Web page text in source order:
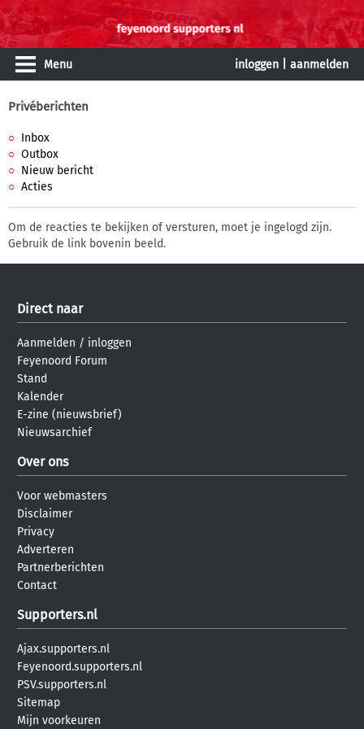
Menu inloggen aanmelden
Privéberichten
Inbox
Outbox
Nieuw bericht
Acties
Om de reacties te bekijken of versturen, moet je ingelogd zijn.
Gebruik de link bovenin beeld.
Direct naar
Aanmelden / inloggen
Feyenoord Forum
Stand
Kalender
E-zine (nieuwsbrief)
Nieuwsarchief
Over ons
Voor webmasters
Disclaimer
Privacy
Adverteren
Partnerberichten
Contact
Supporters.nl
Ajax.supporters.nl
Feyenoord.supporters.nl
PSV.supporters.nl
Sitemap
Mijn voorkeuren